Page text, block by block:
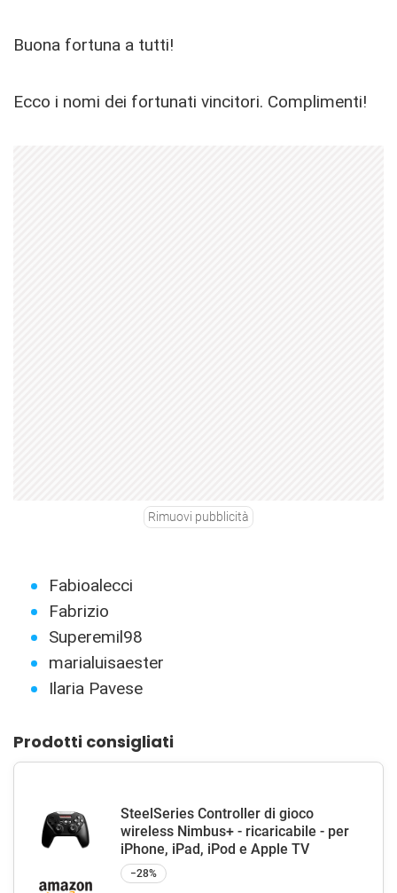
Buona fortuna a tutti!
Ecco i nomi dei fortunati vincitori. Complimenti!
Rimuovi pubblicità
Fabioalecci
Fabrizio
Superemil98
marialuisaester
Ilaria Pavese
Prodotti consigliati
SteelSeries Controller di gioco
wireless Nimbus+ - ricaricabile - per
iPhone, iPad, iPod e Apple TV
−28%